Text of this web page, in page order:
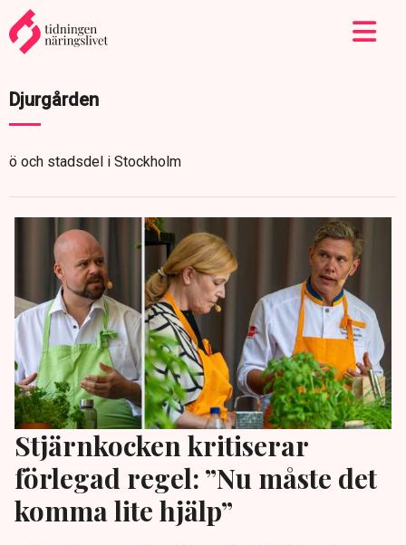
Djurgården
ö och stadsdel i Stockholm
Stjärnkocken kritiserar
förlegad regel: ”Nu måste det
komma lite hjälp”